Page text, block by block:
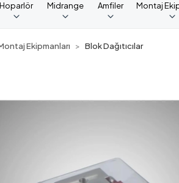
Hoparlör Midrange Amfiler Montaj
Ekipmanları Blok Dağıtıcılar